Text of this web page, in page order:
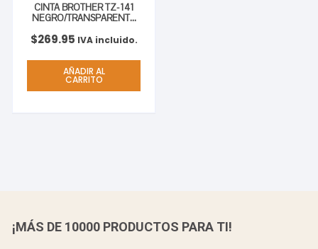
CINTA BROTHER TZ-141
NEGRO/TRANSPARENTE
$269.95 IVA incluido.
AÑADIR AL
CARRITO
¡MÁS DE 10000 PRODUCTOS PARA TI!